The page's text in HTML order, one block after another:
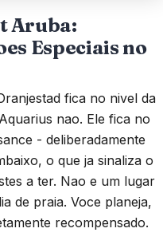
Aruba:
Especiais no
fica no nivel da
nao. Ele fica no
- deliberadamente
o que ja sinaliza o
a ter. Nao e um lugar
de praia. Voce planeja,
recompensado.